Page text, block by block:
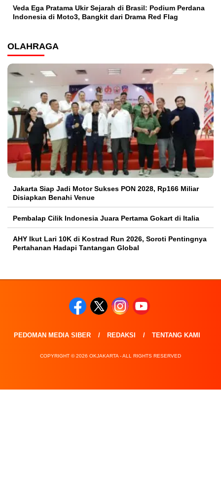
Veda Ega Pratama Ukir Sejarah di Brasil: Podium Perdana
Indonesia di Moto3, Bangkit dari Drama Red Flag
OLAHRAGA
Jakarta Siap Jadi Motor Sukses PON 2028, Rp166 Miliar
Disiapkan Benahi Venue
Pembalap Cilik Indonesia Juara Pertama Gokart di Italia
AHY Ikut Lari 10K di Kostrad Run 2026, Soroti Pentingnya
Pertahanan Hadapi Tantangan Global
PEDOMAN MEDIA SIBER REDAKSI TENTANG KAMI
COPYRIGHT © 2026 OKJAKARTA - ALL RIGHTS RESERVED